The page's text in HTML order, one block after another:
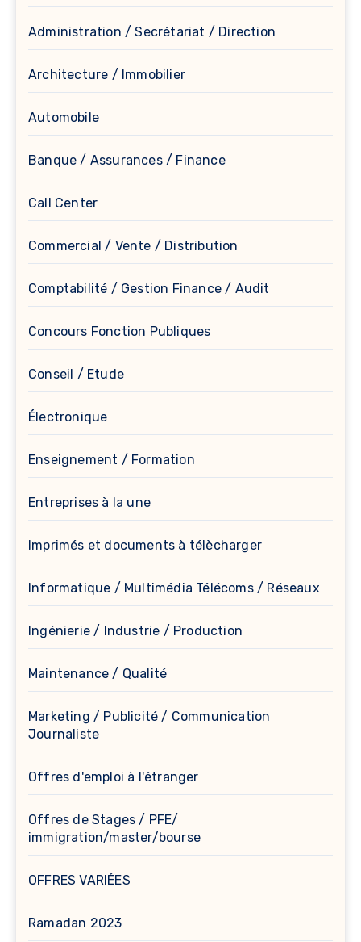
Administration / Secrétariat / Direction
Architecture / Immobilier
Automobile
Banque / Assurances / Finance
Call Center
Commercial / Vente / Distribution
Comptabilité / Gestion Finance / Audit
Concours Fonction Publiques
Conseil / Etude
Électronique
Enseignement / Formation
Entreprises à la une
Imprimés et documents à télècharger
Informatique / Multimédia Télécoms / Réseaux
Ingénierie / Industrie / Production
Maintenance / Qualité
Marketing / Publicité / Communication
Journaliste
Offres d'emploi à l'étranger
Offres de Stages / PFE/
immigration/master/bourse
OFFRES VARIÉES
Ramadan 2023